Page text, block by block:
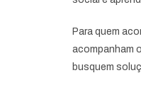
Para quem
acompanham
busquem